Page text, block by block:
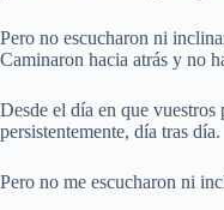
Pero no escucharon ni
Caminaron hacia atrás y no
Desde el día en que vuestros
persistentemente, día tras día.
Pero no me escucharon ni